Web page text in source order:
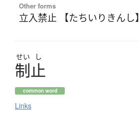
Other forms
立入禁止 【たちいりきんし】
せい し
制止
common word
Links